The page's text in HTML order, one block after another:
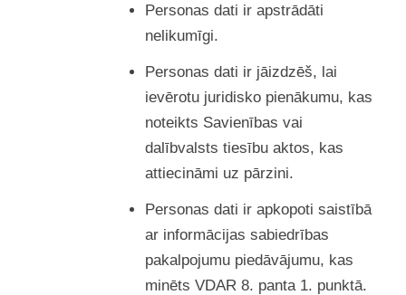
Personas dati ir apstrādāti
nelikumīgi.
Personas dati ir jāizdzēš, lai
ievērotu juridisko pienākumu, kas
noteikts Savienības vai
dalībvalsts tiesību aktos, kas
attiecināmi uz pārzini.
Personas dati ir apkopoti saistībā
ar informācijas sabiedrības
pakalpojumu piedāvājumu, kas
minēts VDAR 8. panta 1. punktā.